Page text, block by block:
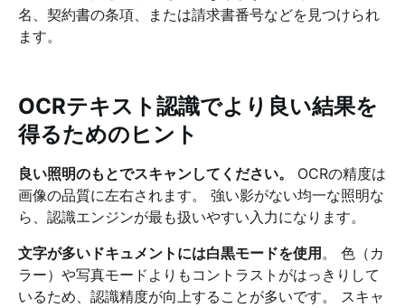
名、契約書の条項、または請求書番号などを見つけられ
ます。
OCRテキスト認識でより良い結果を
得るためのヒント
良い照明のもとでスキャンしてください。
OCRの精度は
画像の品質に左右されます。 強い影がない均一な照明な
ら、認識エンジンが最も扱いやすい入力になります。
文字が多いドキュメントには白黒モードを使用 。 色（カ
ラー）や写真モードよりもコントラストがはっきりして
いるため、認識精度が向上することが多いです。 スキャ